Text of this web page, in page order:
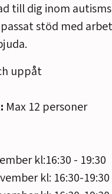
till dig inom
stöd med
uppåt
Max 12 personer
kl:16:30 - 19:30
kl: 16:30-19:30